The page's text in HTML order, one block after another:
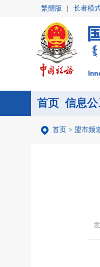
繁體版 长者模
首页 信息公
开
首页 > 盟市频